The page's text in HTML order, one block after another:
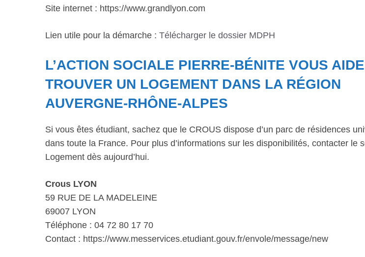
Site internet : https://www.grandlyon.com
Lien utile pour la démarche : Télécharger le dossier MDPH
L’ACTION SOCIALE PIERRE-BÉNITE VOUS
TROUVER UN LOGEMENT DANS LA RÉGION
AUVERGNE-RHÔNE-ALPES
Si vous êtes étudiant, sachez que le CROUS dispose d’un parc de résidences
dans toute la France. Pour plus d’informations sur les disponibilités, contacter le
Logement dès aujourd’hui.
Crous LYON
59 RUE DE LA MADELEINE
69007 LYON
Téléphone : 04 72 80 17 70
Contact : https://www.messervices.etudiant.gouv.fr/envole/message/new